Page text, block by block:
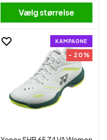
Vælg størrelse
KAMPAGNE
- 20%